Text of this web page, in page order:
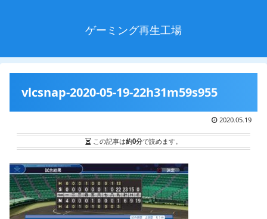
ゲーミング再生工場
vlcsnap-2020-05-19-22h31m59s955
2020.05.19
この記事は約0分で読めます。